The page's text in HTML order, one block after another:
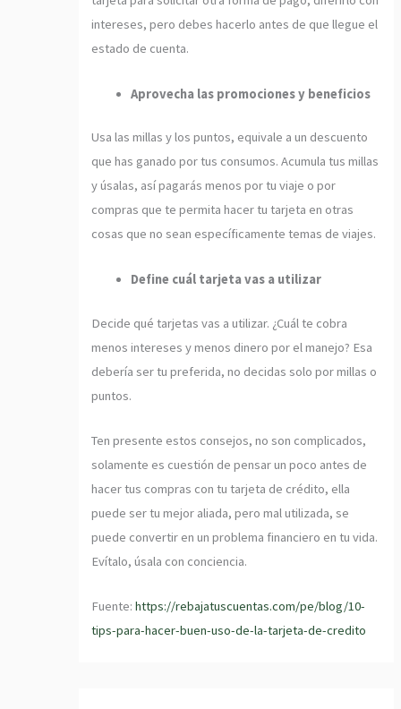
intereses, pero debes hacerlo antes de que llegue el
estado de cuenta.
Aprovecha las promociones y beneficios
Usa las millas y los puntos, equivale a un descuento
que has ganado por tus consumos. Acumula tus millas
y úsalas, así pagarás menos por tu viaje o por
compras que te permita hacer tu tarjeta en otras
cosas que no sean específicamente temas de viajes.
Define cuál tarjeta vas a utilizar
Decide qué tarjetas vas a utilizar. ¿Cuál te cobra
menos intereses y menos dinero por el manejo? Esa
debería ser tu preferida, no decidas solo por millas o
puntos.
Ten presente estos consejos, no son complicados,
solamente es cuestión de pensar un poco antes de
hacer tus compras con tu tarjeta de crédito, ella
puede ser tu mejor aliada, pero mal utilizada, se
puede convertir en un problema financiero en tu vida.
Evítalo, úsala con conciencia.
Fuente:https://rebajatuscuentas.com/pe/blog/10-
tips-para-hacer-buen-uso-de-la-tarjeta-de-credito